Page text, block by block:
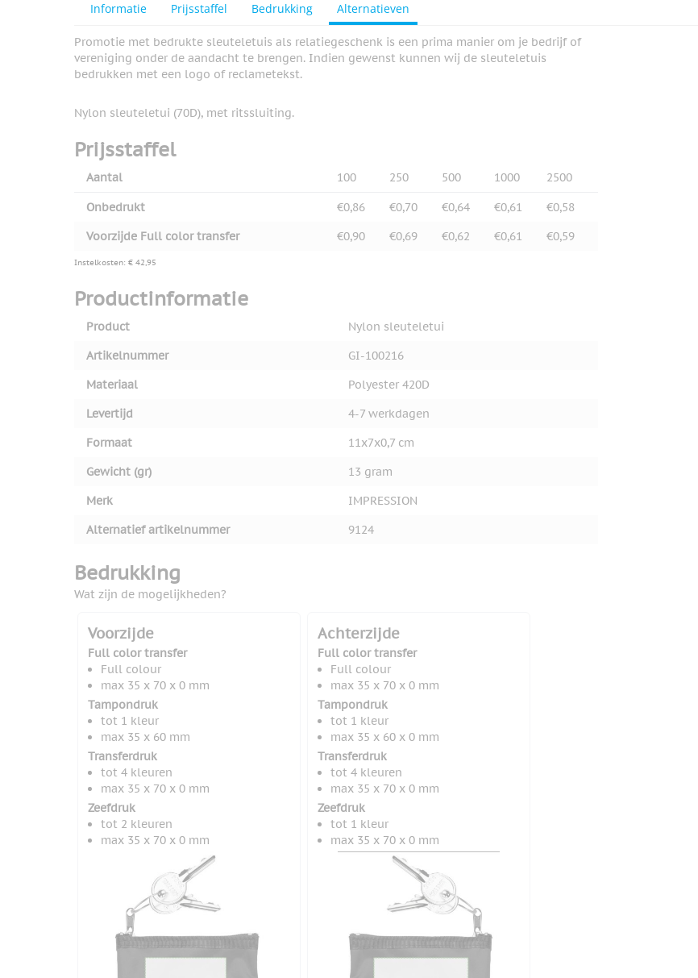
Informatie Prijsstaffel Bedrukking Alternatieven
Promotie met bedrukte sleuteletuis als relatiegeschenk is een prima manier om je bedrijf of
vereniging onder de aandacht te brengen. Indien gewenst kunnen wij de sleuteletuis
bedrukken met een logo of reclametekst.
Nylon sleuteletui (70D), met ritssluiting.
Prijsstaffel
Aantal 100 250 500 1000 2500
Onbedrukt €0,86 €0,70 €0,64 €0,61
€0,58
Voorzijde Full color transfer
€0,90 €0,69 €0,62 €0,61 €0,59
Instelkosten: € 42,95
Productinformatie
Product
Nylon sleuteletui
Artikelnummer
GI-100216
Materiaal
Polyester 420D
Levertijd
4-7 werkdagen
Formaat
11x7x0,7 cm
Gewicht (gr)
13 gram
Merk
IMPRESSION
Alternatief artikelnummer
9124
Bedrukking
Wat zijn de mogelijkheden?
Voorzijde
Full color transfer
Full colour
max 35 x 70 x 0 mm
Tampondruk
tot 1 kleur
max 35 x 60 mm
Transferdruk
tot 4 kleuren
max 35 x 70 x 0 mm
Zeefdruk
tot 2 kleuren
max 35 x 70 x 0 mm
Achterzijde
Full color transfer
Full colour
max 35 x 70 x 0 mm
Tampondruk
tot 1 kleur
max 35 x 60 x 0 mm
Transferdruk
tot 4 kleuren
max 35 x 70 x 0 mm
Zeefdruk
tot 1 kleur
max 35 x 70 x 0 mm